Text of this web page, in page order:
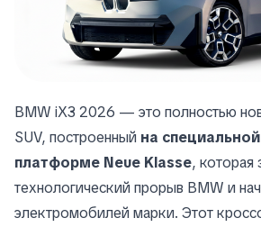
BMW iX3 2026 — это полностью
SUV, построенный на
платформе Neue Klasse, которая
технологический прорыв BMW и
электромобилей марки. Этот